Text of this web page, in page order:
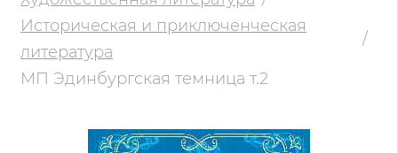
Историческая и приключенческая
литература
МП Эдинбургская темница т.2